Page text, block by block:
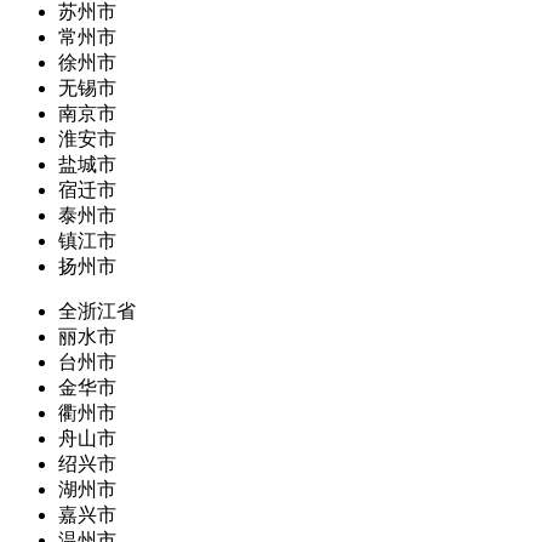
苏州市
常州市
徐州市
无锡市
南京市
淮安市
盐城市
宿迁市
泰州市
镇江市
扬州市
全浙江省
丽水市
台州市
金华市
衢州市
舟山市
绍兴市
湖州市
嘉兴市